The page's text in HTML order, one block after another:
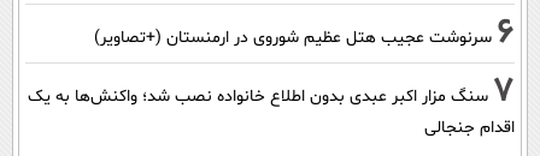
6 سرنوشت عجیب هتل عظیم شوروی در ارمنستان (+تصاویر)
7 سنگ مزار اکبر عبدی بدون اطلاع خانواده نصب شد؛ واکنش‌ها به یک
اقدام جنجالی